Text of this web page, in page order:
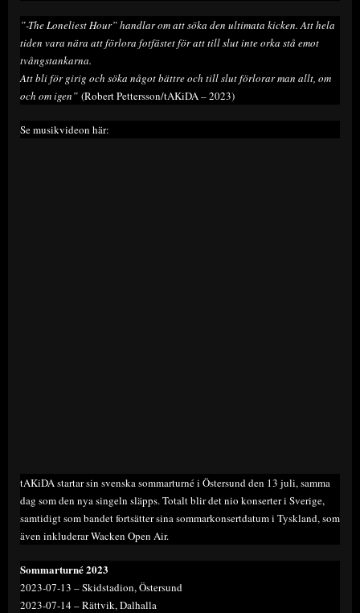
”-The Loneliest Hour” handlar om att söka den ultimata kicken. Att hela
tiden vara nära att förlora fotfästet för att till slut inte orka stå emot
tvångstankarna.
Att bli för girig och söka något bättre och till slut förlorar man allt, om
och om igen” (Robert Pettersson/tAKiDA – 2023)
Se musikvideon här:
tAKiDA startar sin svenska sommarturné i Östersund den 13 juli, samma
dag som den nya singeln släpps. Totalt blir det nio konserter i Sverige,
samtidigt som bandet fortsätter sina sommarkonsertdatum i Tyskland, som
även inkluderar Wacken Open Air.
Sommarturné 2023
2023-07-13 – Skidstadion, Östersund
2023-07-14 – Rättvik, Dalhalla